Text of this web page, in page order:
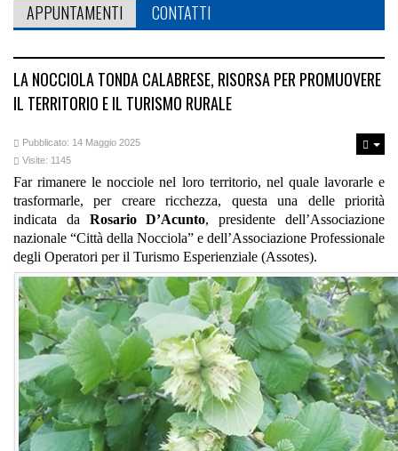
APPUNTAMENTI
CONTATTI
LA NOCCIOLA TONDA CALABRESE, RISORSA PER PROMUOVERE
IL TERRITORIO E IL TURISMO RURALE
Pubblicato: 14 Maggio 2025
Visite: 1145
Far rimanere le nocciole nel loro territorio, nel quale lavorarle e
trasformarle, per creare ricchezza, questa una delle priorità
indicata da Rosario D’Acunto, presidente dell’Associazione
nazionale “Città della Nocciola” e dell’Associazione Professionale
degli Operatori per il Turismo Esperienziale (Assotes).